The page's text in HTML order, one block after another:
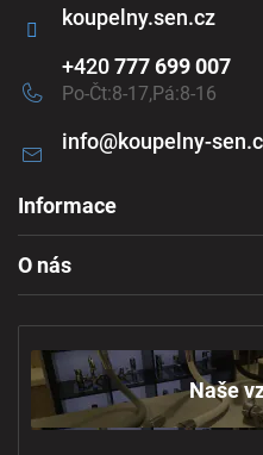
info@koupelny-
+420777 699 007
Po-Čt:8-17,Pá:8-16
koupelny.sen.cz
Informace
Ochrana osobních údajů
O nás
Naše